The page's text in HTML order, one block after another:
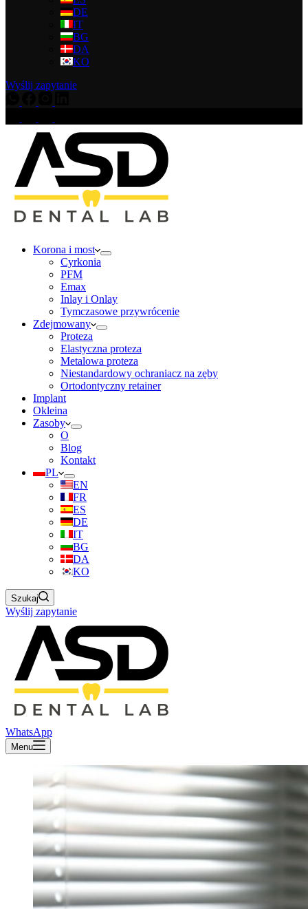
DE
IT
BG
DA
KO
Wyślij zapytanie
Korona i most
Cyrkonia
PFM
Emax
Inlay i Onlay
Tymczasowe przywrócenie
Zdejmowany
Proteza
Elastyczna proteza
Metalowa proteza
Niestandardowy ochraniacz na zęby
Ortodontyczny retainer
Implant
Okleina
Zasoby
O
Blog
Kontakt
PL
EN
FR
ES
DE
IT
BG
DA
KO
Szukaj
Wyślij zapytanie
WhatsApp
Menu